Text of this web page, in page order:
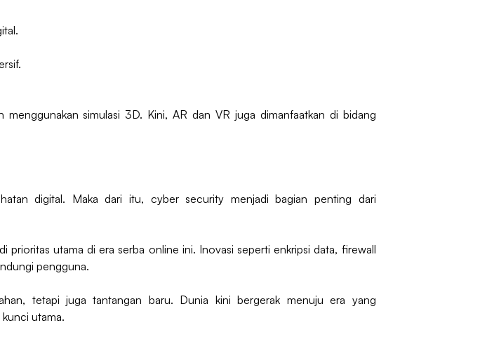
simulasi 3D. Kini, AR dan VR juga dimanfaatkan di bidang
digital. Maka dari itu, cyber security menjadi bagian penting dari
prioritas utama di era serba online ini. Inovasi seperti enkripsi data, firewall
pengguna.
tetapi juga tantangan baru. Dunia kini bergerak menuju era yang
utama.